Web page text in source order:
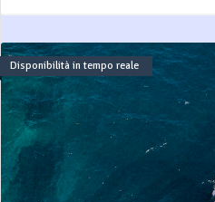
Disponibilità in tempo reale